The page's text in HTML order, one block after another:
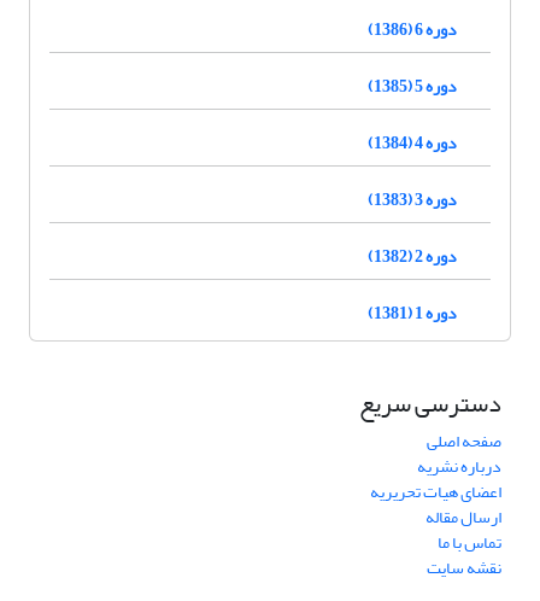
دوره 6 (1386)
دوره 5 (1385)
دوره 4 (1384)
دوره 3 (1383)
دوره 2 (1382)
دوره 1 (1381)
دسترسی سریع
صفحه اصلی
درباره نشریه
اعضای هیات تحریریه
ارسال مقاله
تماس با ما
نقشه سایت